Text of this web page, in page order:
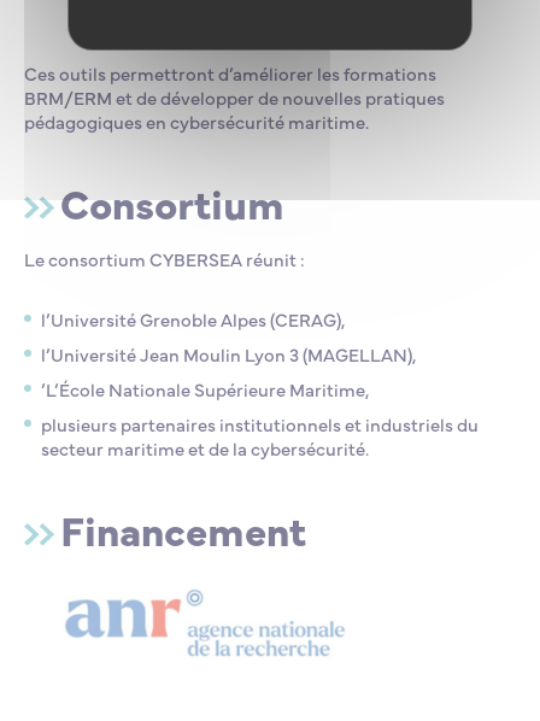
Ces outils permettront d’améliorer les formations
BRM/ERM et de développer de nouvelles pratiques
pédagogiques en cybersécurité maritime.
Consortium
Le consortium CYBERSEA réunit :
l’Université Grenoble Alpes (CERAG),
l’Université Jean Moulin Lyon 3 (MAGELLAN),
’L’École Nationale Supérieure Maritime,
plusieurs partenaires institutionnels et industriels du
secteur maritime et de la cybersécurité.
Financement